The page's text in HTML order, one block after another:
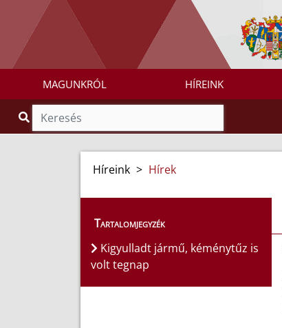
MAGUNKRÓL HÍREINK
Híreink > Hírek
Tartalomjegyzék
Kigyulladt jármű, kéménytűz is
volt tegnap